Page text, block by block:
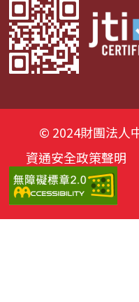
© 2024財團法人
資通安全政策聲明